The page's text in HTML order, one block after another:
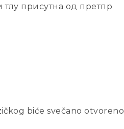
присутна од претпр
biće svečano otvoreno